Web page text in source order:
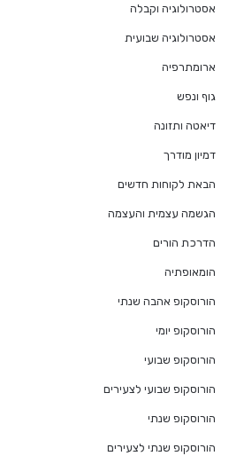
אסטרולוגיה וקבלה
אסטרולוגיה שבועית
ארומתרפיה
גוף ונפש
דיאטה ותזונה
דמיון מודרך
הבאת לקוחות חדשים
הגשמה עצמית והעצמה
הדרכת הורים
הומאופתיה
הורוסקופ אהבה שנתי
הורוסקופ יומי
הורוסקופ שבועי
הורוסקופ שבועי לצעירים
הורוסקופ שנתי
הורוסקופ שנתי לצעירים